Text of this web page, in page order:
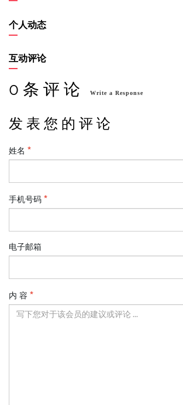
个人动态
互动评论
0 条 评 论 Write a Response
发 表 您 的 评 论
姓名
手机号码
电子邮箱
内 容